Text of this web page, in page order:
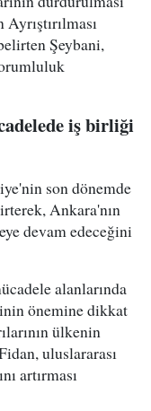
Şeybani,
iş birliği
son dönemde
Ankara'nın
devam edeceğini
alanlarında
önemine dikkat
ülkenin
uluslararası
artırması